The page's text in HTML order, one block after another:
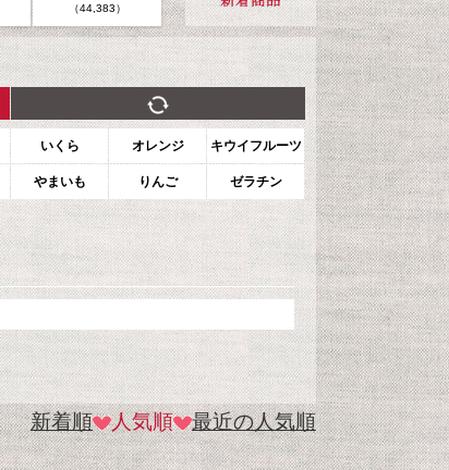
（44,383）
いくら オレンジ キウイフルーツ
やまいも りんご ゼラチン
新着順 人気順 最近の人気順